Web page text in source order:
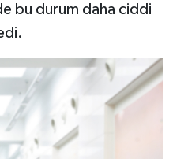
bu durum daha ciddi